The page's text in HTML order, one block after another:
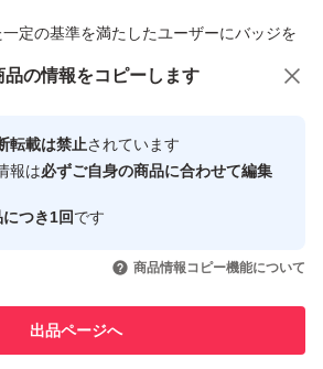
定の基準を満たしたユーザーにバッジを
心・安全なユーザーです
引を完了させた実績があります
での取引実績があります
品の情報をコピーします
転載は禁止されています
報は必ずご自身の商品に合わせて編集
つき1回です
商品情報コピー機能について
出品ページへ
人にオススメ